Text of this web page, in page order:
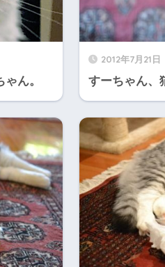
ん。
2012年7月21日
すーちゃん、